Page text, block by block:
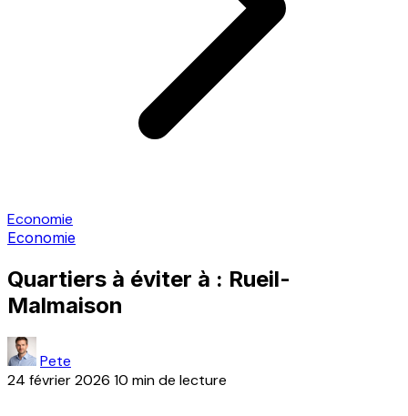
Economie
Economie
Quartiers à éviter à : Rueil-
Malmaison
Pete
24 février 2026 10 min de lecture